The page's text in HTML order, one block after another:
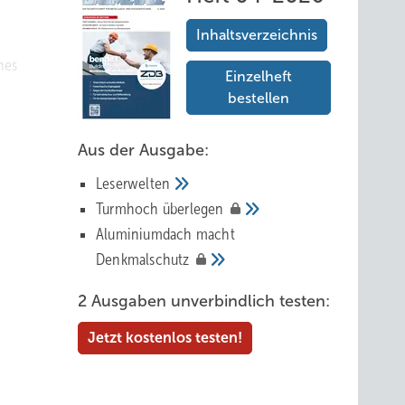
von
Inhaltsverzeichnis
Einzelheft
bestellen
Aus der Ausgabe:
Leserwelten
Tur mhoch überlegen
Aluminiumdach macht
Denkmalschutz
2 Ausgaben unverbindlich testen:
Jetzt kostenlos testen!